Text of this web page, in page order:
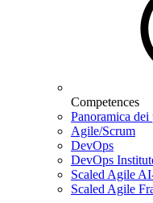
Competences
Panoramica
Agile/Scrum
DevOps
DevOps
Scaled Agile
Scaled Agile